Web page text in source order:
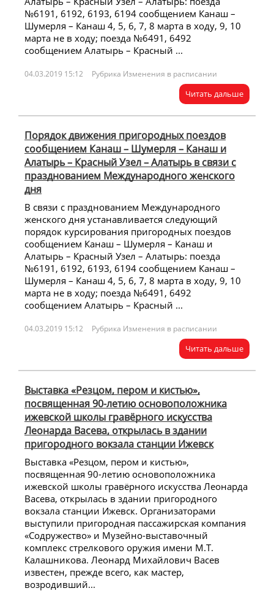
№6191, 6192, 6193, 6194 сообщением Канаш –
Шумерля – Канаш 4, 5, 6, 7, 8 марта в ходу, 9, 10
марта не в ходу; поезда №6491, 6492
сообщением Алатырь – Красный ...
04.03.2019 15:12 Рубрика Изменения в расписании
Читать дальше
Порядок движения пригородных поездов
сообщением Канаш – Шумерля – Канаш и
Алатырь – Красный Узел – Алатырь в связи с
празднованием Международного женского
дня
В связи с празднованием Международного
женского дня устанавливается следующий
порядок курсирования пригородных поездов
сообщением Канаш – Шумерля – Канаш и
Алатырь – Красный Узел – Алатырь: поезда
№6191, 6192, 6193, 6194 сообщением Канаш –
Шумерля – Канаш 4, 5, 6, 7, 8 марта в ходу, 9, 10
марта не в ходу; поезда №6491, 6492
сообщением Алатырь – Красный ...
04.03.2019 15:12 Рубрика Изменения в расписании
Читать дальше
Выставка «Резцом, пером и кистью»,
посвященная 90-летию основоположника
ижевской школы гравёрного искусства
Леонарда Васева, открылась в здании
пригородного вокзала станции Ижевск
Выставка «Резцом, пером и кистью»,
посвященная 90-летию основоположника
ижевской школы гравёрного искусства Леонарда
Васева, открылась в здании пригородного
вокзала станции Ижевск. Организаторами
выступили пригородная пассажирская компания
«Содружество» и Музейно-выставочный
комплекс стрелкового оружия имени М.Т.
Калашникова. Леонард Михайлович Васев
известен, прежде всего, как мастер,
возродивший...